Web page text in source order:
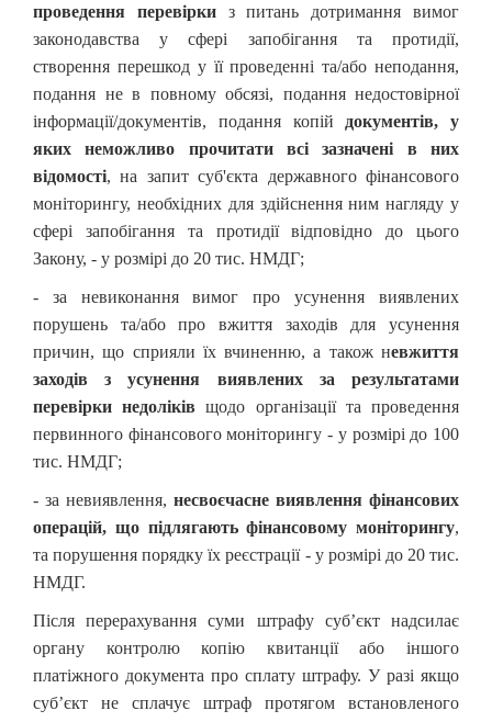
проведення перевіркиз питань дотримання вимог
законодавства у сфері запобігання та протидії,
створення перешкод у її проведенні та/або неподання,
подання не в повному обсязі, подання недостовірної
інформації/документів, подання копій документів, у
яких неможливо прочитати всі зазначені в них
відомості, на запит суб'єкта державного фінансового
моніторингу, необхідних для здійснення ним нагляду у
сфері запобігання та протидії відповідно до цього
Закону, - у розмірі до 20 тис. НМДГ;
- за невиконання вимог про усунення виявлених
порушень та/або про вжиття заходів для усунення
причин, що сприяли їх вчиненню, а також невжиття
заходів з усунення виявлених за результатами
перевірки недоліківщодо організації та проведення
первинного фінансового моніторингу - у розмірі до 100
тис. НМДГ;
- за невиявлення, несвоєчасне виявлення фінансових
операцій, що підлягають фінансовому моніторингу,
та порушення порядку їх реєстрації - у розмірі до 20 тис.
НМДГ.
Після перерахування суми штрафу суб’єкт надсилає
органу контролю копію квитанції або іншого
платіжного документа про сплату штрафу. У разі якщо
суб’єкт не сплачує штраф протягом встановленого